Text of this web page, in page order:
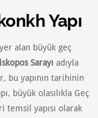
Yapı
alan büyük geç
Sarayı adıyla
bu yapının tarihinin
büyük olasılıkla Geç
temsil yapısı olarak